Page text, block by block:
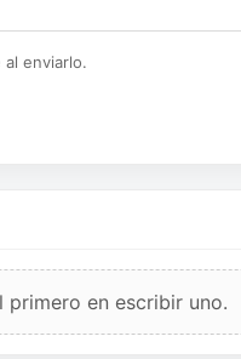
enviarlo.
primero en escribir uno.